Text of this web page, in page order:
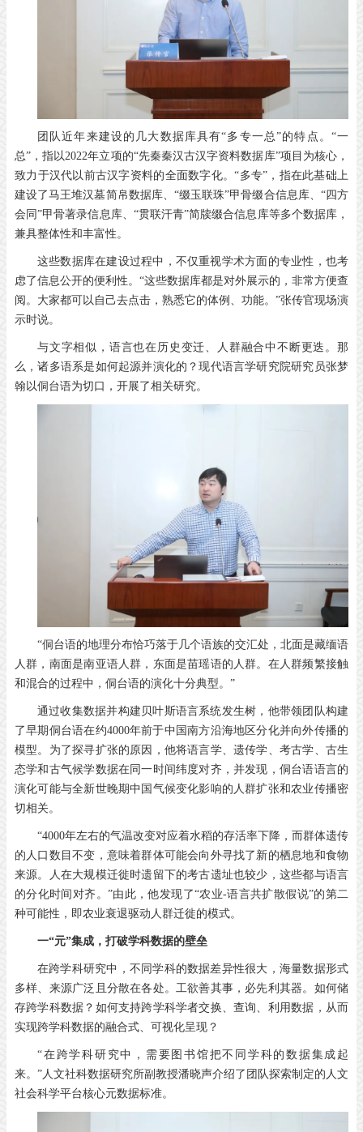
团队近年来建设的几大数据库具有“多专一总”的特点。“一
总”，指以2022年立项的“先秦秦汉古汉字资料数据库”项目为核心，
致力于汉代以前古汉字资料的全面数字化。“多专”，指在此基础上
建设了马王堆汉墓简帛数据库、“缀玉联珠”甲骨缀合信息库、“四方
会同”甲骨著录信息库、“贯联汗青”简牍缀合信息库等多个数据库，
兼具整体性和丰富性。
这些数据库在建设过程中，不仅重视学术方面的专业性，也考
虑了信息公开的便利性。“这些数据库都是对外展示的，非常方便查
阅。大家都可以自己去点击，熟悉它的体例、功能。”张传官现场演
示时说。
与文字相似，语言也在历史变迁、人群融合中不断更迭。那
么，诸多语系是如何起源并演化的？现代语言学研究院研究员张梦
翰以侗台语为切口，开展了相关研究。
“侗台语的地理分布恰巧落于几个语族的交汇处，北面是藏缅语
人群，南面是南亚语人群，东面是苗瑶语的人群。在人群频繁接触
和混合的过程中，侗台语的演化十分典型。”
通过收集数据并构建贝叶斯语言系统发生树，他带领团队构建
了早期侗台语在约4000年前于中国南方沿海地区分化并向外传播的
模型。为了探寻扩张的原因，他将语言学、遗传学、考古学、古生
态学和古气候学数据在同一时间纬度对齐，并发现，侗台语语言的
演化可能与全新世晚期中国气候变化影响的人群扩张和农业传播密
切相关。
“4000年左右的气温改变对应着水稻的存活率下降，而群体遗传
的人口数目不变，意味着群体可能会向外寻找了新的栖息地和食物
来源。人在大规模迁徙时遗留下的考古遗址也较少，这些都与语言
的分化时间对齐。”由此，他发现了“农业-语言共扩散假说”的第二
种可能性，即农业衰退驱动人群迁徙的模式。
一“元”集成， 打破学科数据的壁垒
在跨学科研究中，不同学科的数据差异性很大，海量数据形式
多样、来源广泛且分散在各处。工欲善其事，必先利其器。如何储
存跨学科数据？如何支持跨学科学者交换、查询、利用数据，从而
实现跨学科数据的融合式、可视化呈现？
“在跨学科研究中，需要图书馆把不同学科的数据集成起
来。”人文社科数据研究所副教授潘晓声介绍了团队探索制定的人文
社会科学平台核心元数据标准。